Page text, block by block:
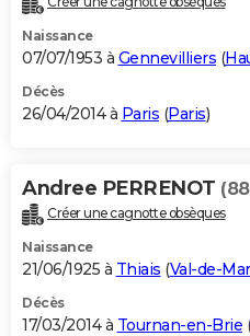
Naissance
07/07/1953 à Gennevilliers (
Décès
26/04/2014 à Paris (Paris)
Andree PERRENOT
Créer une cagnotte obsèques
Naissance
21/06/1925 à Thiais (Val-de-
Décès
17/03/2014 à Tournan-en-Brie (